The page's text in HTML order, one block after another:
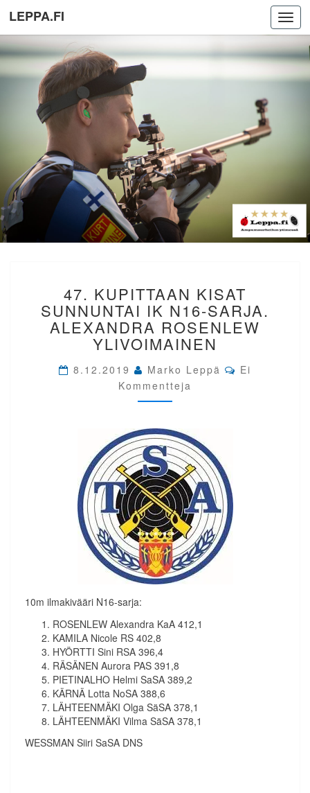
LEPPA.FI
KUPITTAAN
KISAT
SUNNUNTAI
IK
N16-
ALEXANDRA
ROSENLEW
YLIVOIMAINEN
47. KUPITTAAN KISAT
SUNNUNTAI IK N16-SARJA.
ALEXANDRA ROSENLEW
YLIVOIMAINEN
8.12.2019 Marko Leppä Comments
Ei
Kommentteja
10m ilmakivääri N16-sarja:
ROSENLEW Alexandra KaA 412,1
KAMILA Nicole RS 402,8
HYÖRTTI Sini RSA 396,4
RÄSÄNEN Aurora PAS 391,8
PIETINALHO Helmi SaSA 389,2
KÄRNÄ Lotta NoSA 388,6
LÄHTEENMÄKI Olga SäSA 378,1
LÄHTEENMÄKI Vilma SäSA 378,1
WESSMAN Siiri SaSA DNS